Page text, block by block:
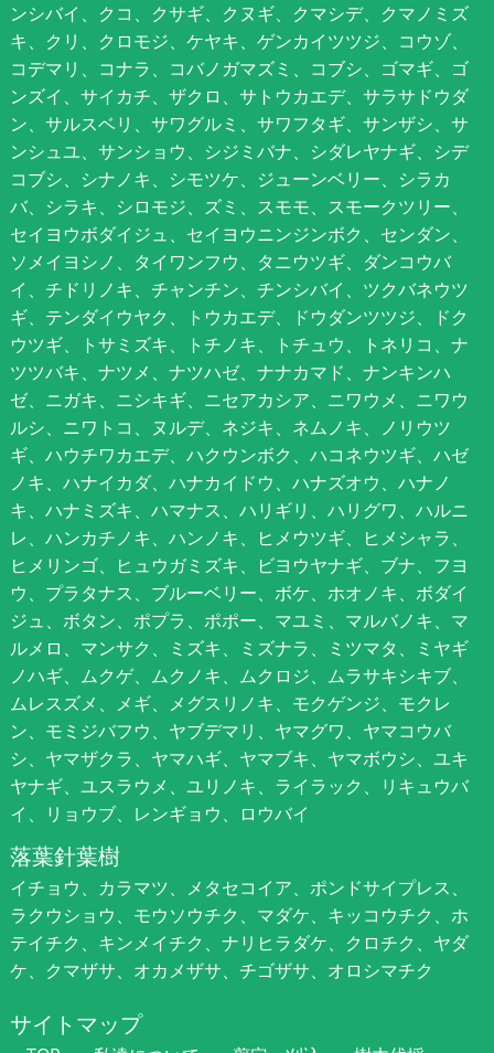
ンシバイ、クコ、クサギ、クヌギ、クマシデ、クマノミズ
キ、クリ、クロモジ、ケヤキ、ゲンカイツツジ、コウゾ、
コデマリ、コナラ、コバノガマズミ、コブシ、ゴマギ、ゴ
ンズイ、サイカチ、ザクロ、サトウカエデ、サラサドウダ
ン、サルスベリ、サワグルミ、サワフタギ、サンザシ、サ
ンシュユ、サンショウ、シジミバナ、シダレヤナギ、シデ
コブシ、シナノキ、シモツケ、ジューンベリー、シラカ
バ、シラキ、シロモジ、ズミ、スモモ、スモークツリー、
セイヨウボダイジュ、セイヨウニンジンボク、センダン、
ソメイヨシノ、タイワンフウ、タニウツギ、ダンコウバ
イ、チドリノキ、チャンチン、チンシバイ、ツクバネウツ
ギ、テンダイウヤク、トウカエデ、ドウダンツツジ、ドク
ウツギ、トサミズキ、トチノキ、トチュウ、トネリコ、ナ
ツツバキ、ナツメ、ナツハゼ、ナナカマド、ナンキンハ
ゼ、ニガキ、ニシキギ、ニセアカシア、ニワウメ、ニワウ
ルシ、ニワトコ、ヌルデ、ネジキ、ネムノキ、ノリウツ
ギ、ハウチワカエデ、ハクウンボク、ハコネウツギ、ハゼ
ノキ、ハナイカダ、ハナカイドウ、ハナズオウ、ハナノ
キ、ハナミズキ、ハマナス、ハリギリ、ハリグワ、ハルニ
レ、ハンカチノキ、ハンノキ、ヒメウツギ、ヒメシャラ、
ヒメリンゴ、ヒュウガミズキ、ビヨウヤナギ、ブナ、フヨ
ウ、プラタナス、ブルーベリー、ボケ、ホオノキ、ボダイ
ジュ、ボタン、ポプラ、ポポー、マユミ、マルバノキ、マ
ルメロ、マンサク、ミズキ、ミズナラ、ミツマタ、ミヤギ
ノハギ、ムクゲ、ムクノキ、ムクロジ、ムラサキシキブ、
ムレスズメ、メギ、メグスリノキ、モクゲンジ、モクレ
ン、モミジバフウ、ヤブデマリ、ヤマグワ、ヤマコウバ
シ、ヤマザクラ、ヤマハギ、ヤマブキ、ヤマボウシ、ユキ
ヤナギ、ユスラウメ、ユリノキ、ライラック、リキュウバ
イ、リョウブ、レンギョウ、ロウバイ
落葉針葉樹
イチョウ、カラマツ、メタセコイア、ポンドサイプレス、
ラクウショウ、モウソウチク、マダケ、キッコウチク、ホ
テイチク、キンメイチク、ナリヒラダケ、クロチク、ヤダ
ケ、クマザサ、オカメザサ、チゴザサ、オロシマチク
サイトマップ